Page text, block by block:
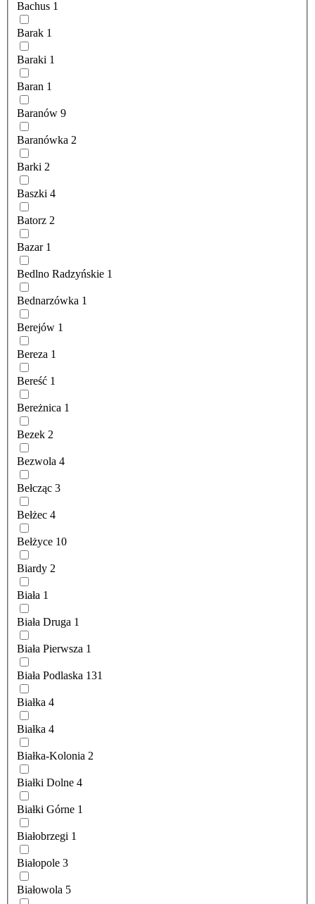
Bachus 1
Barak 1
Baraki 1
Baran 1
Baranów 9
Baranówka 2
Barki 2
Baszki 4
Batorz 2
Bazar 1
Bedlno Radzyńskie 1
Bednarzówka 1
Berejów 1
Bereza 1
Bereść 1
Bereżnica 1
Bezek 2
Bezwola 4
Bełcząc 3
Bełżec 4
Bełżyce 10
Biardy 2
Biała 1
Biała Druga 1
Biała Pierwsza 1
Biała Podlaska 131
Białka 4
Białka 4
Białka-Kolonia 2
Białki Dolne 4
Białki Górne 1
Białobrzegi 1
Białopole 3
Białowola 5